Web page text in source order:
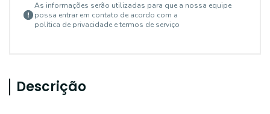
As informações serão utilizadas para que a nossa equipe
possa entrar em contato de acordo com a
política de privacidade e termos de serviço
Descrição